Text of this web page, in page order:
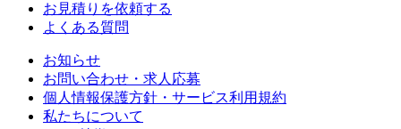
お見積りを依頼する
よくある質問
お知らせ
お問い合わせ・求人応募
個人情報保護方針・サービス利用規約
私たちについて